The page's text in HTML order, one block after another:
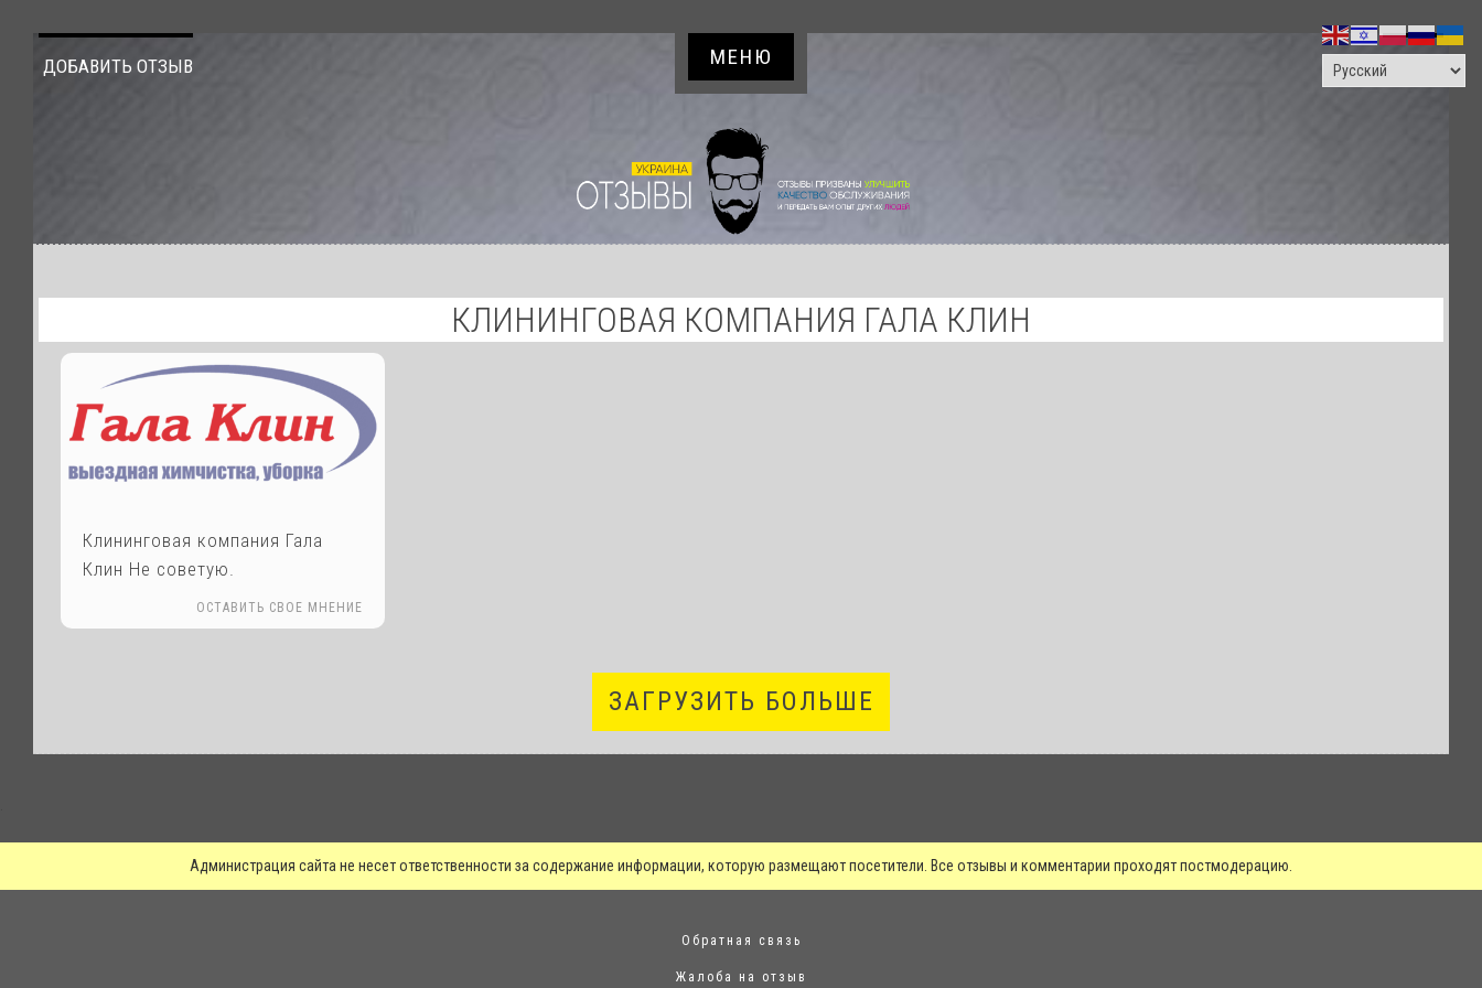
ДОБАВИТЬ ОТЗЫВ МЕНЮ
КЛИНИНГОВАЯ КОМПАНИЯ ГАЛА КЛИН
Клининговая компания Гала
Клин Не советую.
ОСТАВИТЬ СВОЕ МНЕНИЕ
ЗАГРУЗИТЬ БОЛЬШЕ
Администрация сайта не несет ответственности за содержание информации, которую размещают посетители. Все отзывы и комментарии проходят постмодерацию.
Обратная связь
Жалоба на отзыв